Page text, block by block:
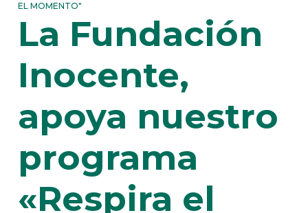
EL MOMENTO"
La Fundación
Inocente,
apoya nuestro
programa
«Respira el